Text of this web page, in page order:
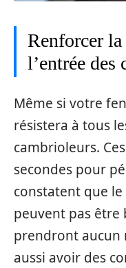
Renforcer
l’entrée des
Même si votre
résistera à tous
cambrioleurs.
secondes pour
constatent que
peuvent pas être
prendront aucun
aussi avoir des